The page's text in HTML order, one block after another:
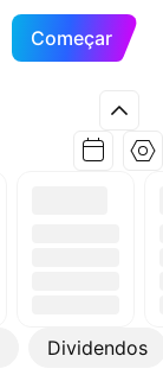
Começar
Dividendos